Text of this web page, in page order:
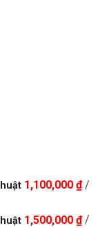
1,100,000 ₫ /
1,500,000 ₫ /